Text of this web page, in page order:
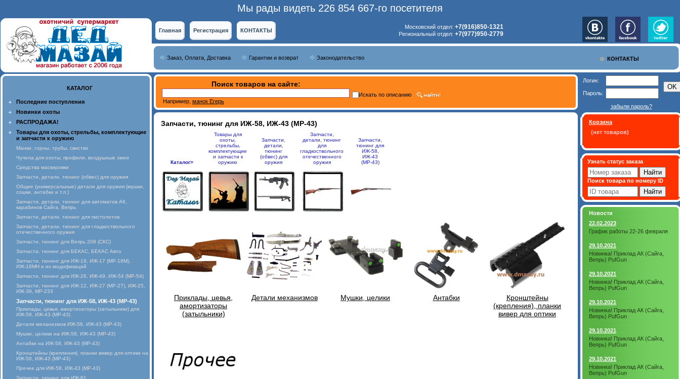
Мы рады видеть 226 854 667-го посетителя
Главная Регистрация КОНТАКТЫ
Московский отдел: +7(916)850-1321
Региональный отдел: +7(977)950-2779
КОНТАКТЫ
Заказ, Оплата, Доставка Гарантии и возврат Законодательство
КАТАЛОГ
Последние поступления
Новинки охоты
РАСПРОДАЖА!
Товары для охоты, стрельбы, комплектующие
и запчасти к оружию
Манки, горны, трубы, свистки
Чучела для охоты, профили, воздушные змеи
Средства маскировки
Запчасти, детали, тюнинг (обвес) для оружия
Общие (универсальные) детали для оружия (мушки,
сошки, антабки и т.п.)
Запчасти, детали, тюнинг для автоматов АК,
карабинов Сайга, Вепрь
Запчасти, детали, тюнинг для пистолетов
Запчасти, детали, тюнинг для гладкоствольного
отечественного оружия
Запчасти, тюнинг для Вепрь 208 (СКС)
Запчасти, тюнинг для БЕКАС, БЕКАС Авто
Запчасти, тюнинг для ИЖ-18, ИЖ-17 (MP-18M),
ИЖ-18МН и их модификаций
Запчасти, тюнинг для ИЖ-26, ИЖ-49, ИЖ-54 (МР-54)
Запчасти, тюнинг для ИЖ-12, ИЖ-27 (МР-27), ИЖ-25,
ИЖ-39, МР-233
Запчасти, тюнинг для ИЖ-58, ИЖ-43 (МР-43)
Приклады, цевья, амортизаторы (затыльники) для
ИЖ-58, ИЖ-43 (МР-43)
Детали механизмов ИЖ-58, ИЖ-43 (МР-43)
Мушки, целики на ИЖ-58, ИЖ-43 (МР-43)
Антабки на ИЖ-58, ИЖ-43 (МР-43)
Кронштейны (крепления), планки вивер для оптики на
ИЖ-58, ИЖ-43 (МР-43)
Прочее для ИЖ-58, ИЖ-43 (МР-43)
Запчасти, тюнинг для ИЖ-81
Поиск товаров на сайте:
Например, манок Егерь
Искать по описанию
Запчасти, тюнинг для ИЖ-58, ИЖ-43 (МР-43)
Каталог>
Товары для
охоты,
стрельбы,
комплектующие
и запчасти к
оружию
Запчасти,
детали,
тюнинг
(обвес) для
оружия
Запчасти,
детали, тюнинг
для
гладкоствольного
отечественного
оружия
Запчасти,
тюнинг для
ИЖ-58,
ИЖ-43
(МР-43)
Приклады, цевья,
амортизаторы
(затыльники)
Детали механизмов Мушки, целики Антабки
Кронштейны
(крепления), планки
вивер для оптики
Логин:
Пароль:
забыли пароль?
Корзина
(нет товаров)
Узнать статус заказа
Поиск товара по номеру ID
Новости
22.02.2023
График работы 22-26 февраля
29.10.2021
Новинка! Приклад АК (Сайга,
Вепрь) PufGun
29.10.2021
Новинка! Приклад АК (Сайга,
Вепрь) PufGun
29.10.2021
Новинка! Приклад АК (Сайга,
Вепрь) PufGun
29.10.2021
Новинка! Приклад АК (Сайга,
Вепрь) PufGun
29.10.2021
Новинка! Приклад АК (Сайга,
Вепрь) PufGun